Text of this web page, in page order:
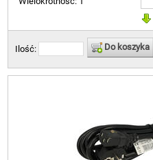
Ilość: Do koszyka